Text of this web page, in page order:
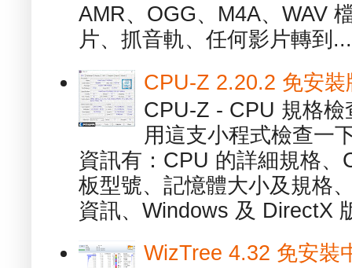
AMR、OGG、M4A、WAV
片、抓音軌、任何影片轉到...
CPU-Z 2.20.2 免安
CPU-Z - CPU 規格
用這支小程式檢查一
資訊有：CPU 的詳細規格
板型號、記憶體大小及規格
資訊、Windows 及 DirectX
WizTree 4.32 免安裝